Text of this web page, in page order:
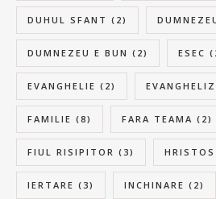
DUHUL SFANT (2)
DUMNEZEU E BUN (2) ESEC
EVANGHELIE (2)
FAMILIE (8) FARA TEAMA (2)
FIUL RISIPITOR (3) HRISTOS
IERTARE (3) INCHINARE (2)